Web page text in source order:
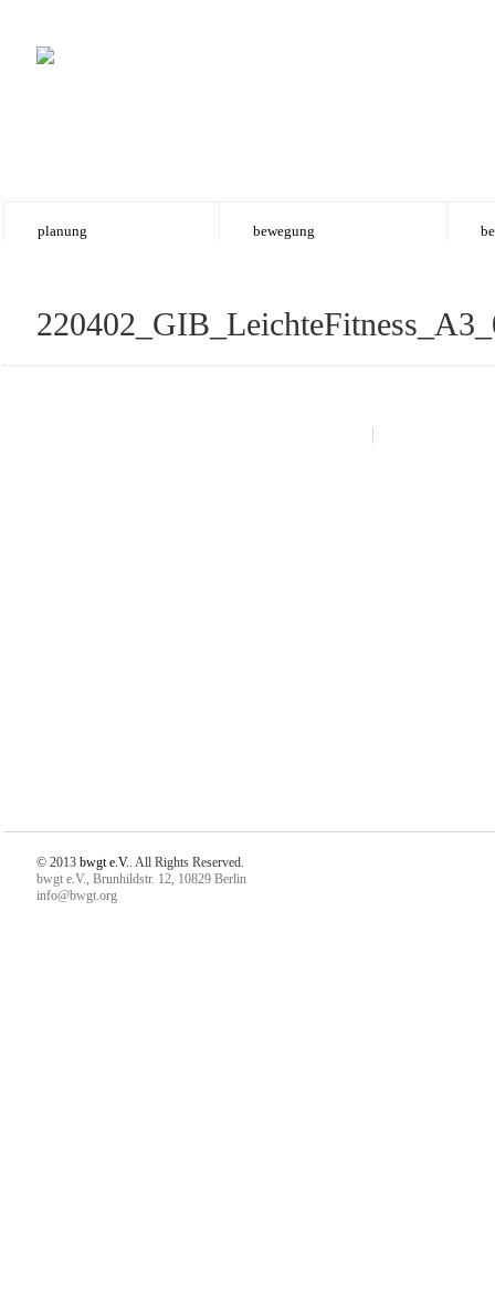
planung bewegung
© 2013 bwgt e.V.. All Rights Reserved.
bwgt e.V., Brunhildstr. 12, 10829 Berlin
info@bwgt.org